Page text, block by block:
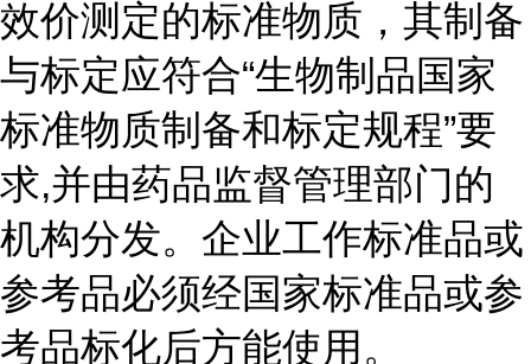
效价测定的标准物质，其制备
与标定应符合“生物制品国家
标准物质制备和标定规程”要
求,并由药品监督管理部门的
机构分发。企业工作标准品或
参考品必须经国家标准品或参
考品标化后方能使用。